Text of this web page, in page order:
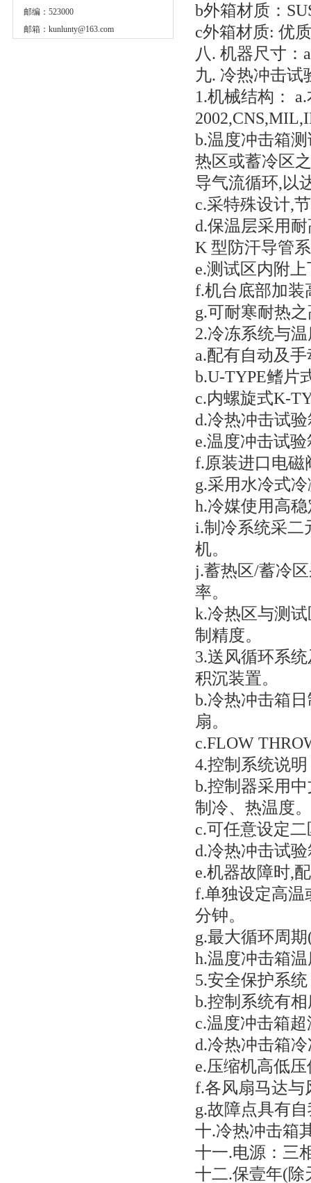
邮编：523000
邮箱： kunlunty@163.com
b外箱材质：
c外箱材质: 优
八. 机器尺寸：
九. 冷热冲击试
1.机械结构：
b.温度冲击箱
热区或蓄冷区
导气流循环,以
c.采特殊设计,
d.保温层采用
K 型防汗导管
e.测试区内附
f.机台底部加装
g.可耐寒耐热
2.冷冻系统与
a.配有自动及
b.U-TYPE鳍片
c.内螺旋式K-
d.冷热冲击试
e.温度冲击试
f.原装进口电磁
g.采用水冷式
h.冷媒使用高
i.制冷系统采二
机。
j.蓄热区/蓄冷
率。
k.冷热区与测试
制精度。
3.送风循环系
积沉装置。
b.冷热冲击箱
扇。
c.FLOW
4.控制系统说
b.控制器采用
制冷、热温度。
c.可任意设定
d.冷热冲击试
e.机器故障时,
f.单独设定高温
分钟。
g.最大循环周
h.温度冲击箱
5.安全保护系
b.控制系统有
c.温度冲击箱
d.冷热冲击箱
e.压缩机高低
f.各风扇马达与
g.故障点具有
十.冷热冲击箱
十一.电源：三
十二.保壹年(除